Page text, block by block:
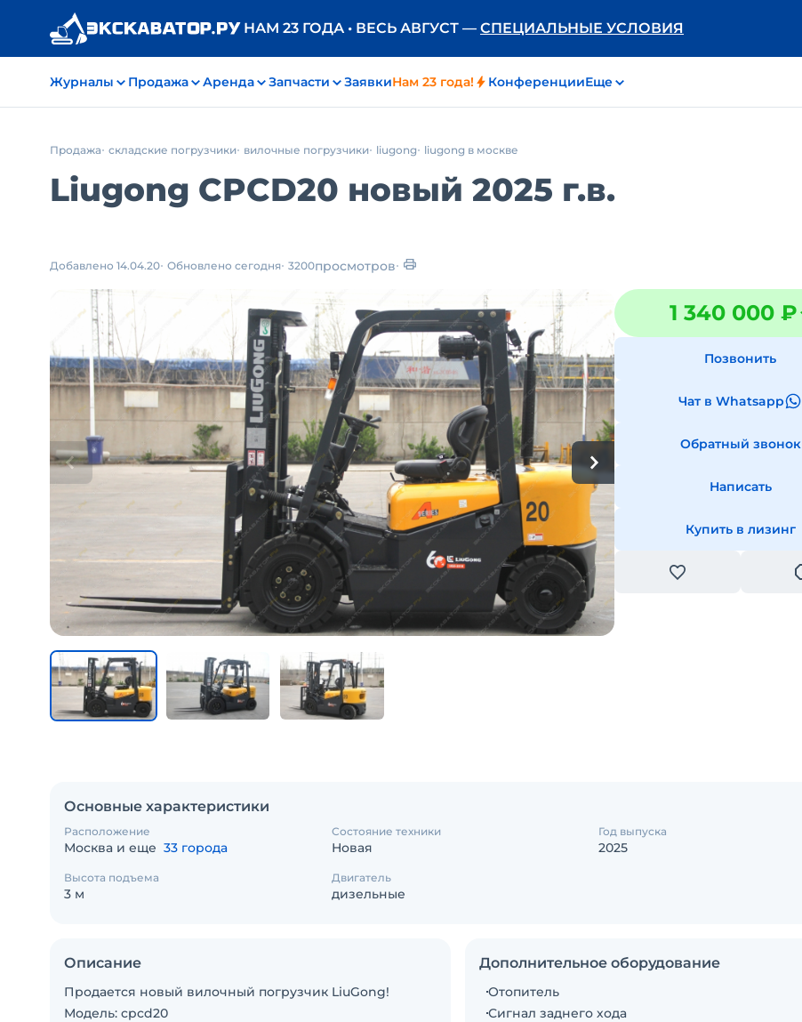
НАМ 23 ГОДА • ВЕСЬ АВГУСТ — СПЕЦИАЛЬНЫЕ УСЛОВИЯ
Журналы Продажа Аренда Запчасти ЗаявкиНам 23 года! КонференцииЕще
Продажа складские погрузчики вилочные погрузчики liugong liugong в москве
Liugong CPCD20 новый 2025 г.в.
Добавлено 14.04.20 Обновлено сегодня 3200просмотров
1 340 000 ₽
Позвонить
Чат в Whatsapp
Обратный звонок
Написать
Купить в лизинг
Основные характеристики
Расположение
Москва и еще 33 города
Состояние техники
Новая
Год выпуска
2025
Высота подъема
3 м
Двигатель
дизельные
Описание
Продается новый вилочный погрузчик LiuGong!
Модель: cpcd20
Дополнительное оборудование
Отопитель
Сигнал заднего хода